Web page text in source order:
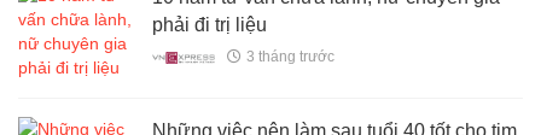
phải đi trị liệu
3 tháng trước
Những việc nên làm sau tuổi 40 tốt cho tim